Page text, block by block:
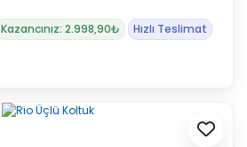
Kazancınız: 2.998,90₺ Hızlı Teslimat